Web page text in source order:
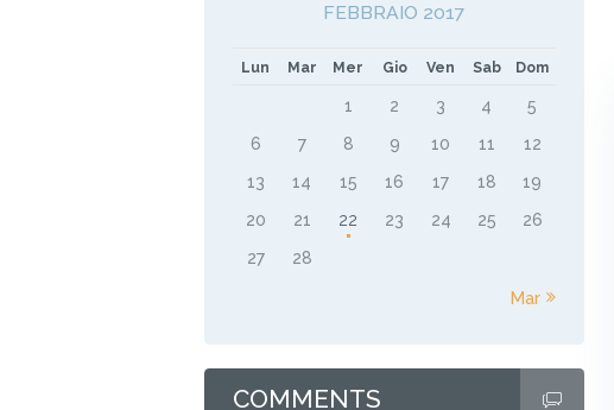
FEBBRAIO 2017
Lun Mar Mer Gio Ven Sab Dom
1 2 3 4
5
6
7 8 9 10 11
12
13
14 15 16 17 18
19
20
21 22 23 24 25
26
27
28
Mar »
COMMENTS